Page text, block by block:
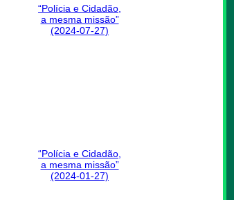
“Polícia e Cidadão,
a mesma missão”
(2024-07-27)
“Polícia e Cidadão,
a mesma missão”
(2024-01-27)